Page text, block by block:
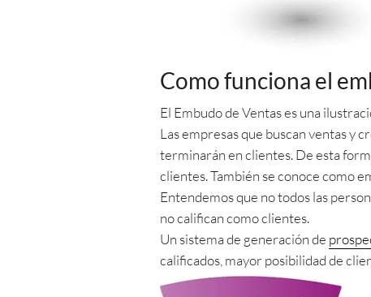
Como funciona el
El Embudo de Ventas es una
Las empresas que buscan ventas y
terminarán en clientes. De esta
clientes. También se conoce como
Entendemos que no todos las
no califican como clientes.
Un sistema de generación de
calificados, mayor posibilidad de